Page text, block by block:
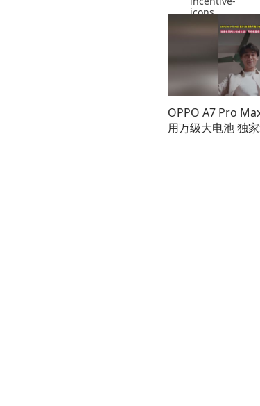
OPPO A7 Pro
用万级大电池 独